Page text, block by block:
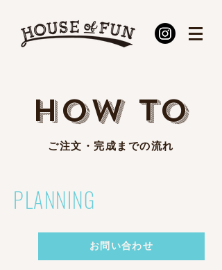
HOW TO
ご注文・完成までの流れ
PLANNING
お問い合わせ